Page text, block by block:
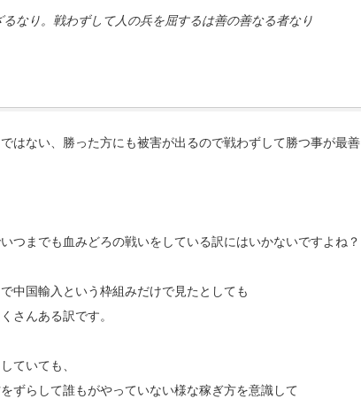
なり。戦わずして人の兵を屈するは善の善なる者なり
はない、勝った方にも被害が出るので戦わずして勝つ事が最善
つまでも血みどろの戦いをしている訳にはいかないですよね？
中国輸入という枠組みだけで見たとしても
さんある訳です。
ていても、
ずらして誰もがやっていない様な稼ぎ方を意識して